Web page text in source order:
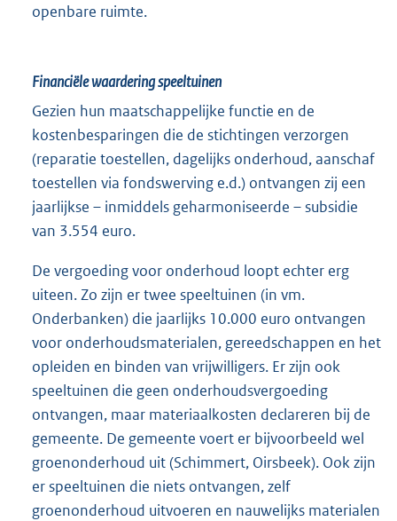
openbare ruimte.
Financiële waardering speeltuinen
Gezien hun maatschappelijke functie en de
kostenbesparingen die de stichtingen verzorgen
(reparatie toestellen, dagelijks onderhoud, aanschaf
toestellen via fondswerving e.d.) ontvangen zij een
jaarlijkse – inmiddels geharmoniseerde – subsidie
van 3.554 euro.
De vergoeding voor onderhoud loopt echter erg
uiteen. Zo zijn er twee speeltuinen (in vm.
Onderbanken) die jaarlijks 10.000 euro ontvangen
voor onderhoudsmaterialen, gereedschappen en het
opleiden en binden van vrijwilligers. Er zijn ook
speeltuinen die geen onderhoudsvergoeding
ontvangen, maar materiaalkosten declareren bij de
gemeente. De gemeente voert er bijvoorbeeld wel
groenonderhoud uit (Schimmert, Oirsbeek). Ook zijn
er speeltuinen die niets ontvangen, zelf
groenonderhoud uitvoeren en nauwelijks materialen